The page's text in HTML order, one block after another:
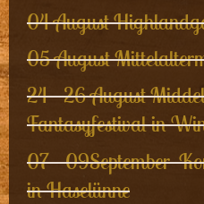
04 August
05 August
24 - 26 August
Fantasyfestival in
07 - 09September
in Haselünne